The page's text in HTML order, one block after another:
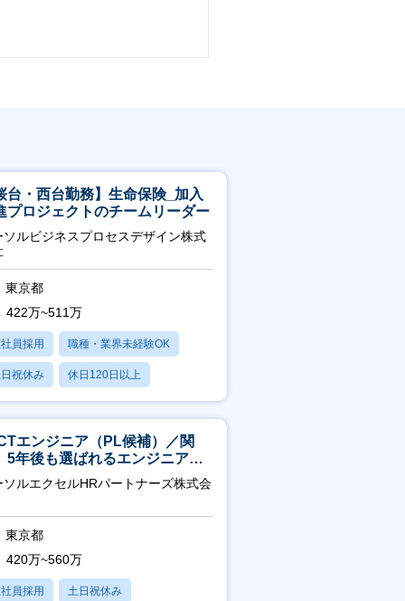
台・西台勤務】生命保険_加入
プロジェクトのチームリーダー
ソルビジネスプロセスデザイン株式
東京都
422万~511万
員採用 職種・業界未経験OK
祝休み 休日120日以上
・育休あり
エンジニア（PL候補）／関
5年後も選ばれるエンジニアへ
ーム運営・体制構築
ソルエクセルHRパートナーズ株式会
東京都
420万~560万
員採用 土日祝休み